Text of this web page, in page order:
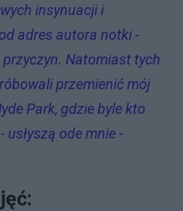
insynuacji i
adres autora notki -
Natomiast tych
przemienić mój
Park, gdzie byle kto
usłyszą ode mnie -